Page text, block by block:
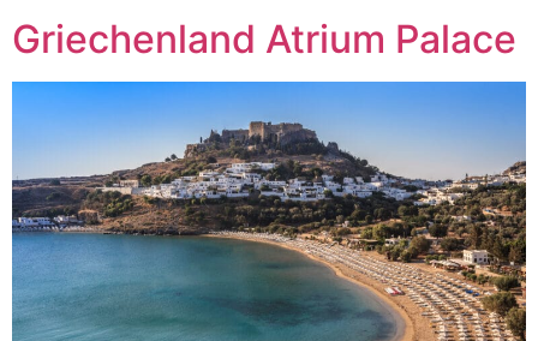
Griechenland Atrium Palace